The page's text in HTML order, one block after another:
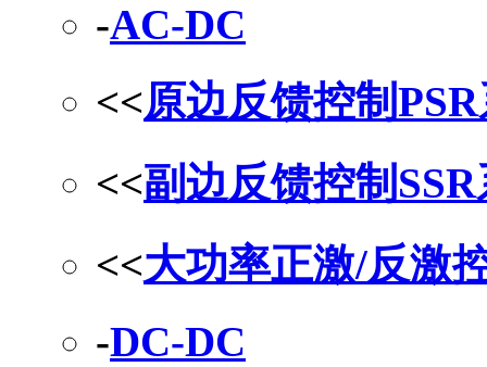
-AC-DC
<<原边反馈控制
<<副边反馈控制
<<大功率正激/反激
-DC-DC